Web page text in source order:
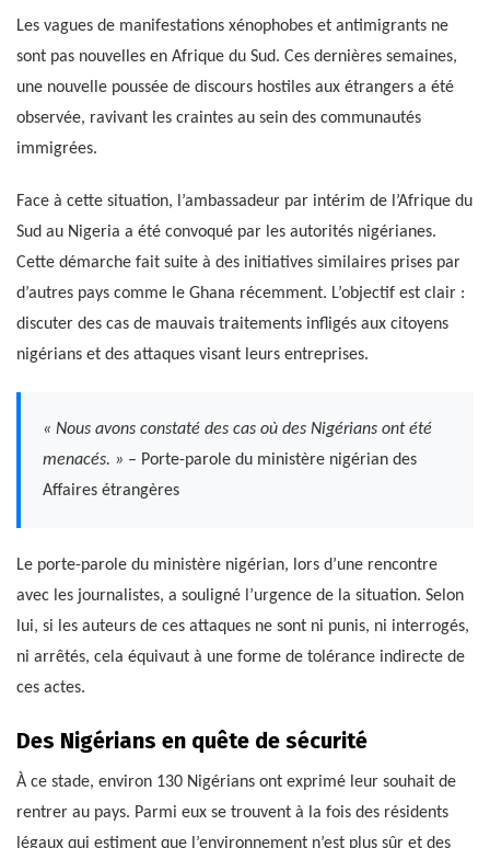
Les vagues de manifestations xénophobes et antimigrants ne
sont pas nouvelles en Afrique du Sud. Ces dernières semaines,
une nouvelle poussée de discours hostiles aux étrangers a été
observée, ravivant les craintes au sein des communautés
immigrées.
Face à cette situation, l’ambassadeur par intérim de l’Afrique du
Sud au Nigeria a été convoqué par les autorités nigérianes.
Cette démarche fait suite à des initiatives similaires prises par
d’autres pays comme le Ghana récemment. L’objectif est clair :
discuter des cas de mauvais traitements infligés aux citoyens
nigérians et des attaques visant leurs entreprises.
« Nous avons constaté des cas où des Nigérians ont été
menacés. » – Porte-parole du ministère nigérian des
Affaires étrangères
Le porte-parole du ministère nigérian, lors d’une rencontre
avec les journalistes, a souligné l’urgence de la situation. Selon
lui, si les auteurs de ces attaques ne sont ni punis, ni interrogés,
ni arrêtés, cela équivaut à une forme de tolérance indirecte de
ces actes.
Des Nigérians en quête de sécurité
À ce stade, environ 130 Nigérians ont exprimé leur souhait de
rentrer au pays. Parmi eux se trouvent à la fois des résidents
légaux qui estiment que l’environnement n’est plus sûr et des